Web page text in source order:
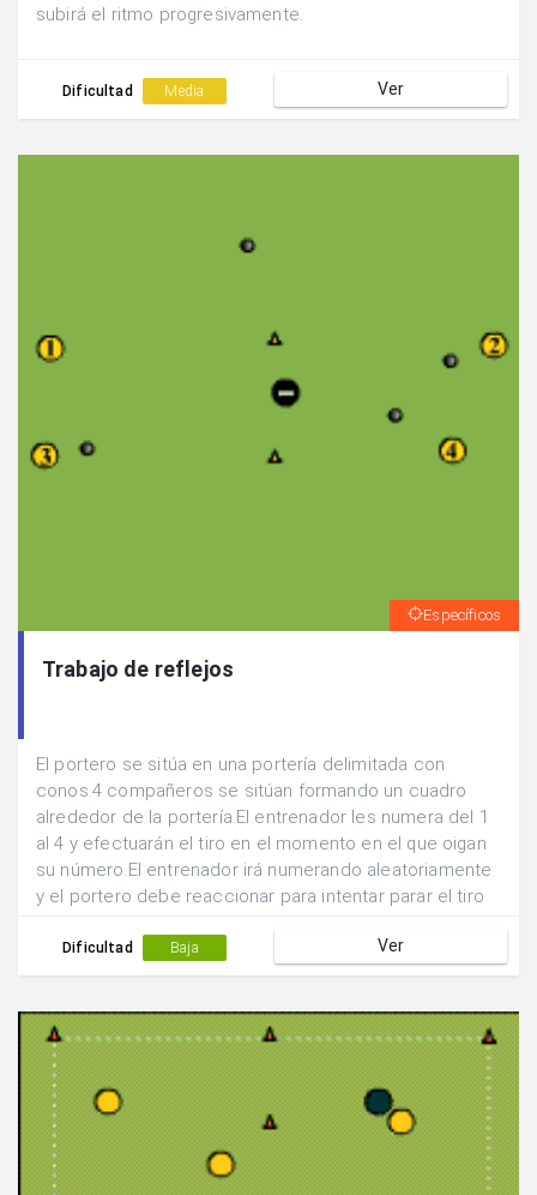
subirá el ritmo progresivamente.
Dificultad Media Ver
Específicos
Trabajo de reflejos
El portero se sitúa en una portería delimitada con
conos.4 compañeros se sitúan formando un cuadro
alrededor de la portería.El entrenador les numera del 1
al 4 y efectuarán el tiro en el momento en el que oigan
su número.El entrenador irá numerando aleatoriamente
y el portero debe reaccionar para intentar parar el tiro
Dificultad Baja Ver